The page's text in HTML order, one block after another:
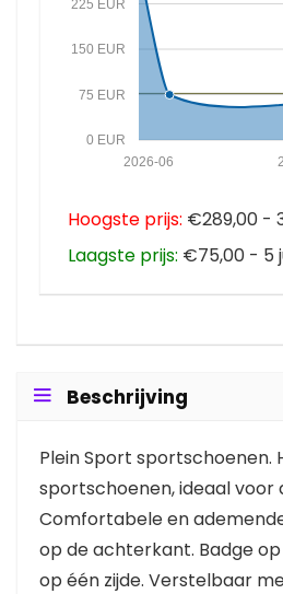
0 EUR
75 EUR
150 EUR
225 EUR
2026-06
Hoogste prijs: €289,00 -
Laagste prijs: €75,00 - 5
Beschrijving
Plein Sport sportschoenen.
sportschoenen, ideaal voor
Comfortabele en
op de achterkant. Badge
op één zijde. Verstelbaar